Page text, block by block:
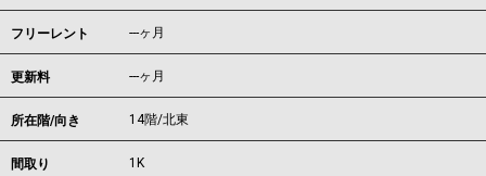
フリーレント ---ヶ月
更新料 ---ヶ月
所在階/向き 14階/北東
間取り 1K